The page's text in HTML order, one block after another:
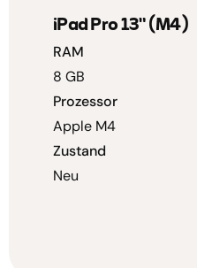
iPad Pro 13" (M4)
RAM
8 GB
Prozessor
Apple M4
Zustand
Neu